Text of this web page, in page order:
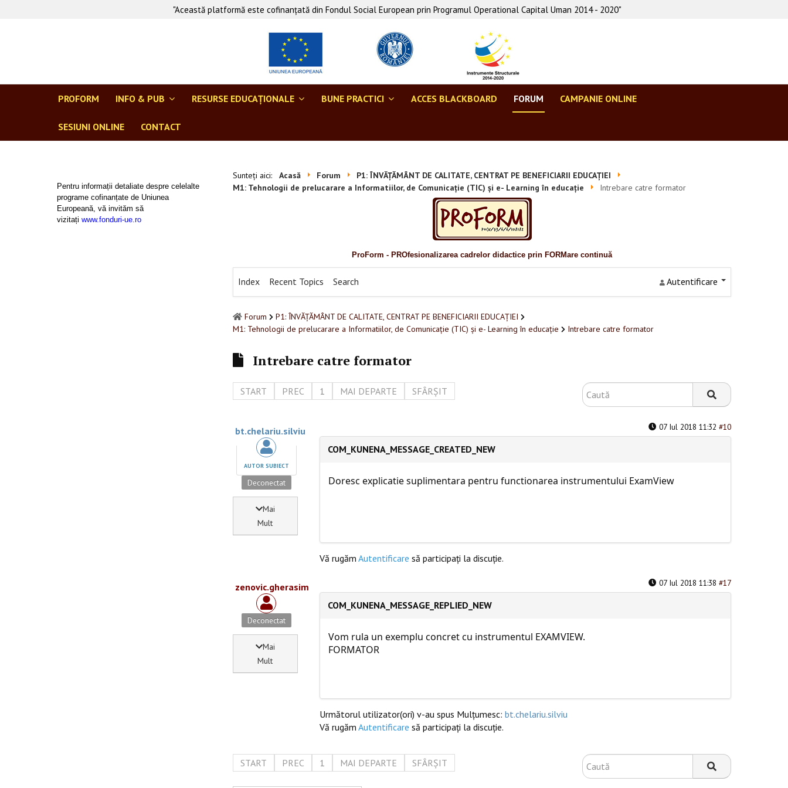
"Această platformă este cofinanţată din Fondul Social European prin Programul Operational Capital Uman 2014 - 2020"
PROFORM INFO & PUB RESURSE EDUCAŢIONALE BUNE PRACTICI ACCES BLACKBOARD FORUM CAMPANIE ONLINE
SESIUNI ONLINE CONTACT
Pentru informații detaliate despre celelalte
programe cofinanțate de Uniunea
Europeană, vă invităm să
vizitați www.fonduri-ue.ro
Sunteți aici: Acasă Forum
P1: ÎNVĂȚĂMÂNT DE CALITATE, CENTRAT PE BENEFICIARII EDUCAȚIEI
M1: Tehnologii de prelucarare a Informatiilor, de Comunicație (TIC) și e- Learning în educație
Intrebare catre formator
ProForm - PROfesionalizarea cadrelor didactice prin FORMare continuă
Index Recent Topics Search Autentificare
Forum
P1: ÎNVĂȚĂMÂNT DE CALITATE, CENTRAT PE BENEFICIARII EDUCAȚIEI
M1: Tehnologii de prelucarare a Informatiilor, de Comunicație (TIC) și e- Learning în educație
Intrebare catre formator
Intrebare catre formator
START PREC 1 MAI DEPARTE SFÂRȘIT
bt.chelariu.silviu
AUTOR SUBIECT
Deconectat
Mai
Mult
07 Iul 2018 11:32 #10
COM_KUNENA_MESSAGE_CREATED_NEW
Doresc explicatie suplimentara pentru functionarea instrumentului ExamView
Vă rugăm Autentificare să participaţi la discuţie.
zenovic.gherasim
Deconectat
Mai
Mult
07 Iul 2018 11:38 #17
COM_KUNENA_MESSAGE_REPLIED_NEW
Vom rula un exemplu concret cu instrumentul EXAMVIEW.
FORMATOR
Următorul utilizator(ori) v-au spus Mulțumesc: bt.chelariu.silviu
Vă rugăm Autentificare să participaţi la discuţie.
START PREC 1 MAI DEPARTE SFÂRȘIT